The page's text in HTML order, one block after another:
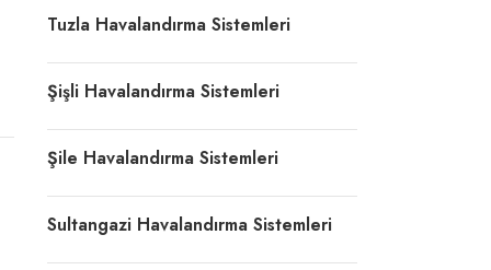
Tuzla Havalandırma Sistemleri
Şişli Havalandırma Sistemleri
Şile Havalandırma Sistemleri
Sultangazi Havalandırma Sistemleri